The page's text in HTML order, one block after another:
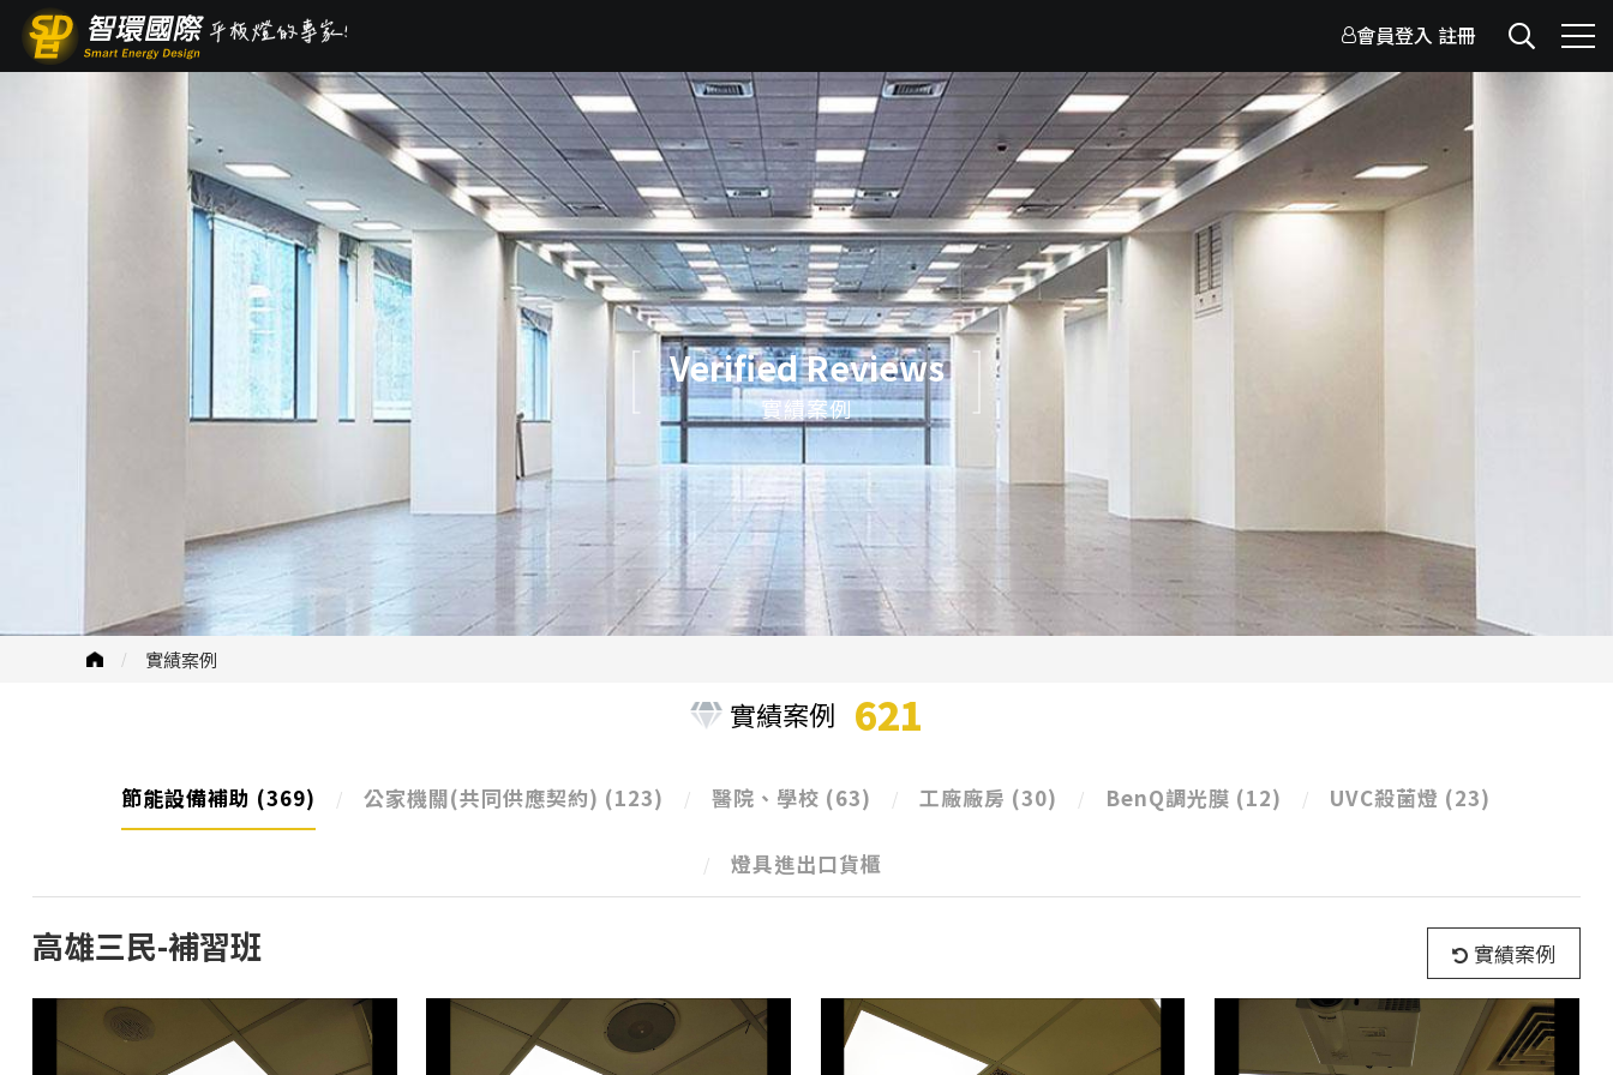
會員登入 註冊
Verified Reviews
實績案例
實績案例
實績案例 621
節能設備補助 (369) 公家機關(共同供應契約) (123) 醫院、學校 (63) 工廠廠房 (30) BenQ調光膜 (12) UVC殺菌燈 (23)
燈具進出口貨櫃
高雄三民-補習班 實績案例